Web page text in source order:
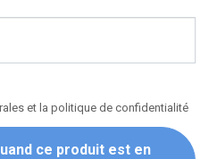
et la politique de confidentialité
ce produit est en